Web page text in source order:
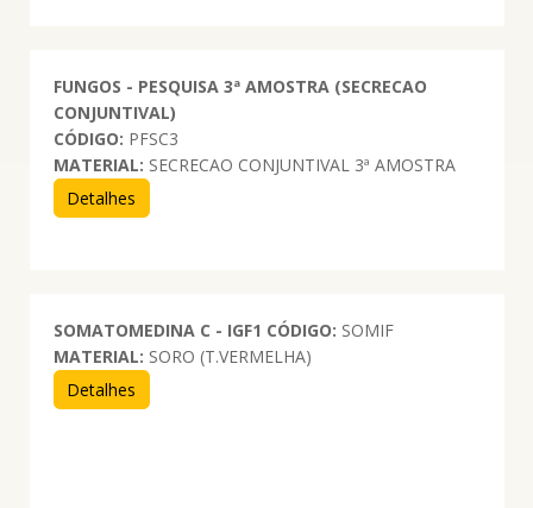
FUNGOS - PESQUISA 3ª AMOSTRA (SECRECAO
CONJUNTIVAL)
CÓDIGO: PFSC3
MATERIAL: SECRECAO CONJUNTIVAL 3ª AMOSTRA
Detalhes
SOMATOMEDINA C - IGF1 CÓDIGO: SOMIF
MATERIAL: SORO (T.VERMELHA)
Detalhes